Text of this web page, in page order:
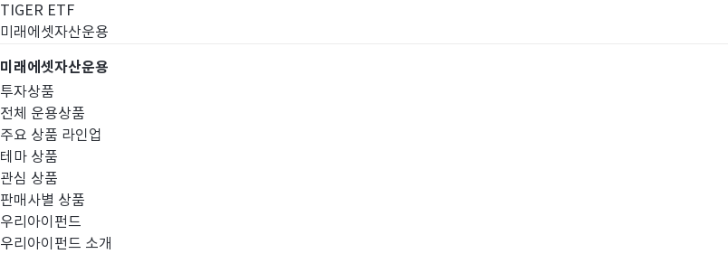
TIGER ETF
미래에셋자산운용
미래에셋자산운용
투자상품
전체 운용상품
주요 상품 라인업
테마 상품
관심 상품
판매사별 상품
우리아이펀드
우리아이펀드 소개